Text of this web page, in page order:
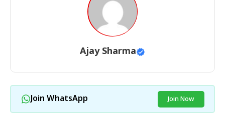
Ajay Sharma
Join WhatsApp Join Now